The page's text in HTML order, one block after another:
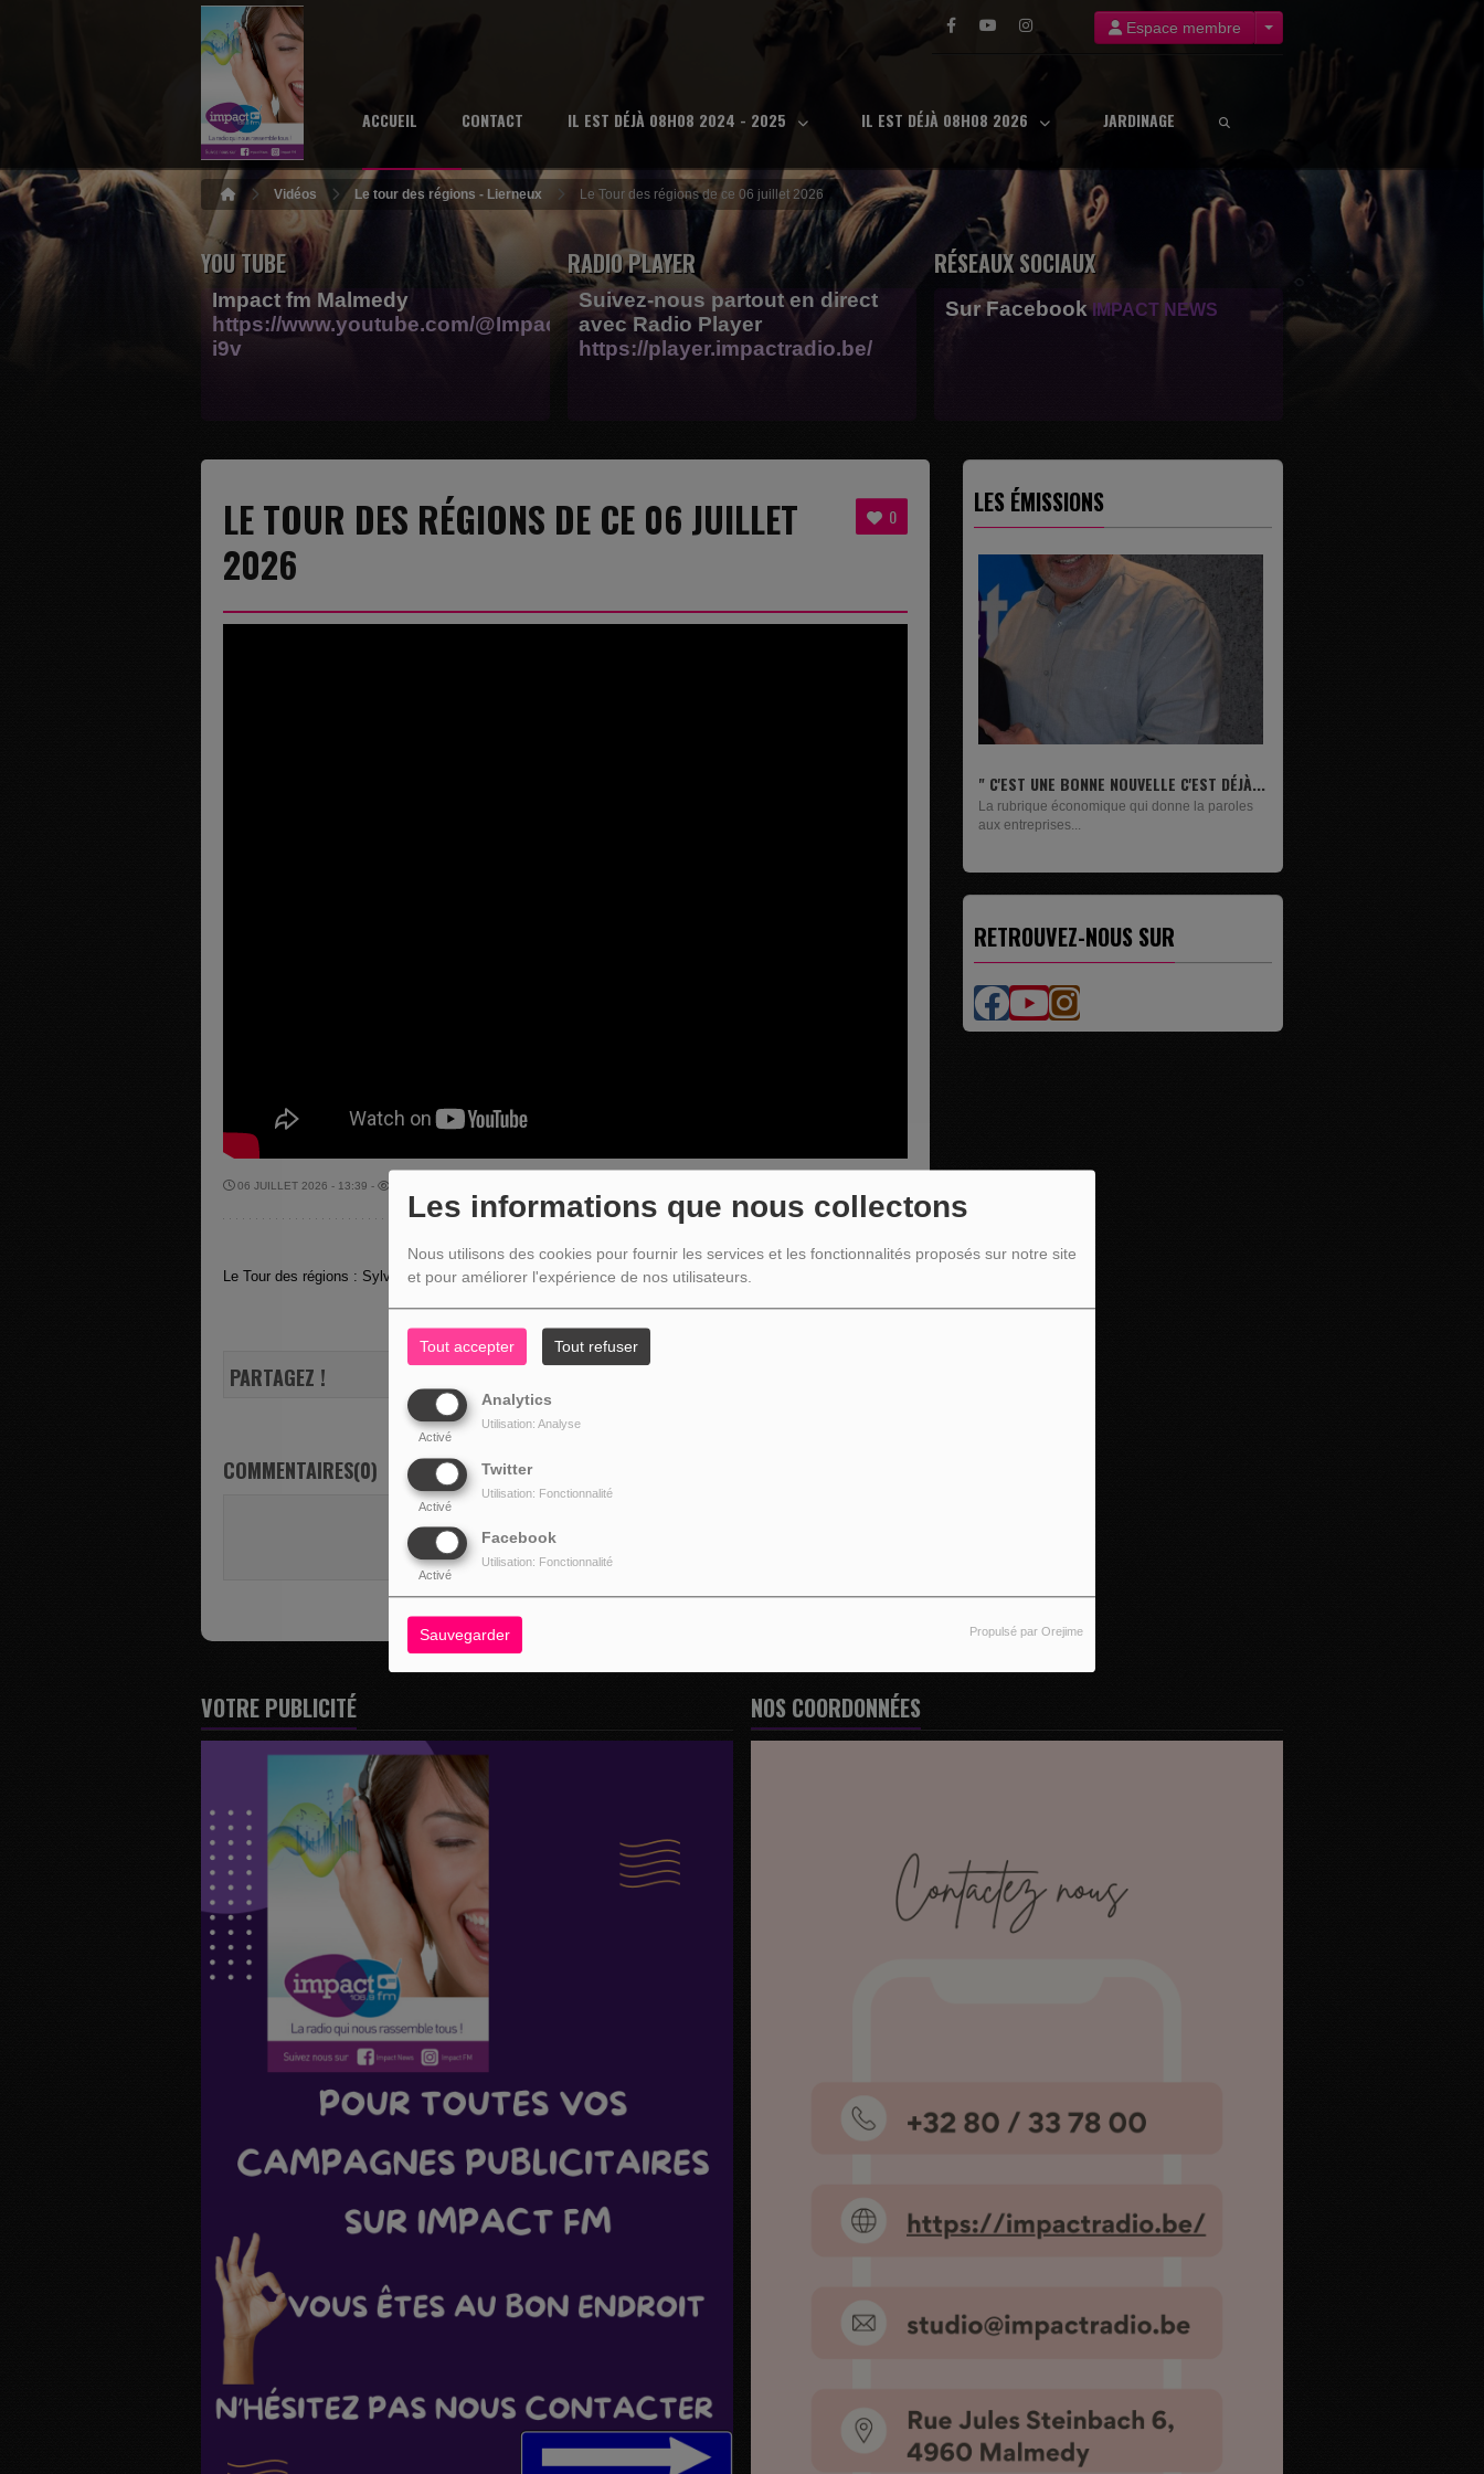
Les informations que nous collectons
Nous utilisons des cookies pour fournir les services et les fonctionnalités proposés sur notre site
et pour améliorer l'expérience de nos utilisateurs.
Tout accepter Tout refuser
Analytics
Activé
Utilisation: Analyse
Twitter
Activé
Utilisation: Fonctionnalité
Facebook
Activé
Utilisation: Fonctionnalité
Sauvegarder Propulsé par Orejime
Espace membre
ACCUEIL CONTACT IL EST DÉJÀ 08H08 2024 - 2025 IL EST DÉJÀ 08H08 2026 JARDINAGE
Vidéos Le tour des régions - Lierneux Le Tour des régions de ce 06 juillet 2026
YOU TUBE
Impact fm Malmedy
https://www.youtube.com/@Impactfm-
i9v
RADIO PLAYER
Suivez-nous partout en direct
avec Radio Player
https://player.impactradio.be/
RÉSEAUX SOCIAUX
Sur Facebook IMPACT NEWS
0
LE TOUR DES RÉGIONS DE CE 06 JUILLET
2026
06 JUILLET 2026 - 13:39 -
Le Tour des régions : Sylvie Grégoire nous présente l'agenda culturel de la commune de Lierneux
PARTAGEZ !
COMMENTAIRES(0)
LES ÉMISSIONS
" C'EST UNE BONNE NOUVELLE C'EST DÉJÀ... LIVRES
Un lundi sur deux, Maxime Janssens vous
présente les livres de...
RETROUVEZ-NOUS SUR
VOTRE PUBLICITÉ NOS COORDONNÉES